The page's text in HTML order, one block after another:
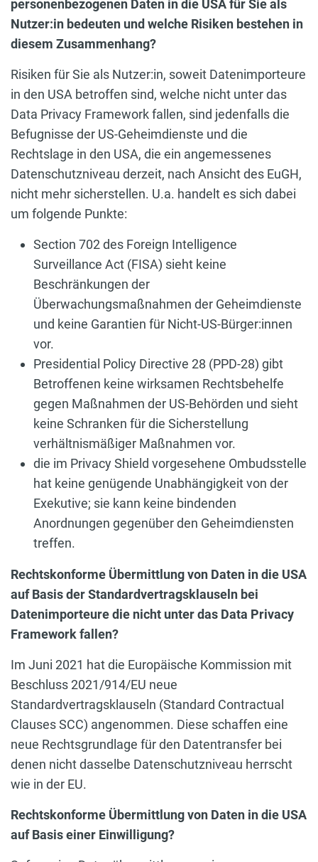
personenbezogenen Daten in die USA für Sie als
Nutzer:in bedeuten und welche Risiken bestehen in
diesem Zusammenhang?
Risiken für Sie als Nutzer:in, soweit Datenimporteure
in den USA betroffen sind, welche nicht unter das
Data Privacy Framework fallen, sind jedenfalls die
Befugnisse der US-Geheimdienste und die
Rechtslage in den USA, die ein angemessenes
Datenschutzniveau derzeit, nach Ansicht des EuGH,
nicht mehr sicherstellen. U.a. handelt es sich dabei
um folgende Punkte:
Section 702 des Foreign Intelligence
Surveillance Act (FISA) sieht keine
Beschränkungen der
Überwachungsmaßnahmen der Geheimdienste
und keine Garantien für Nicht-US-Bürger:innen
vor.
Presidential Policy Directive 28 (PPD-28) gibt
Betroffenen keine wirksamen Rechtsbehelfe
gegen Maßnahmen der US-Behörden und sieht
keine Schranken für die Sicherstellung
verhältnismäßiger Maßnahmen vor.
die im Privacy Shield vorgesehene Ombudsstelle
hat keine genügende Unabhängigkeit von der
Exekutive; sie kann keine bindenden
Anordnungen gegenüber den Geheimdiensten
treffen.
Rechtskonforme Übermittlung von Daten in die USA
auf Basis der Standardvertragsklauseln bei
Datenimporteure die nicht unter das Data Privacy
Framework fallen?
Im Juni 2021 hat die Europäische Kommission mit
Beschluss 2021/914/EU neue
Standardvertragsklauseln (Standard Contractual
Clauses SCC) angenommen. Diese schaffen eine
neue Rechtsgrundlage für den Datentransfer bei
denen nicht dasselbe Datenschutzniveau herrscht
wie in der EU.
Rechtskonforme Übermittlung von Daten in die USA
auf Basis einer Einwilligung?